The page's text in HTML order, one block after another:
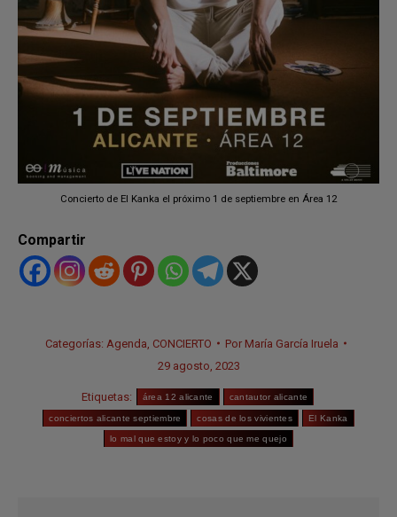
Concierto de El Kanka el próximo 1 de septiembre en Área 12
Compartir
Categorías: Agenda CONCIERTO Por María García Iruela
29 agosto, 2023
Etiquetas: área 12 alicante cantautor alicante
conciertos alicante septiembre cosas de los vivientes El Kanka
lo mal que estoy y lo poco que me quejo